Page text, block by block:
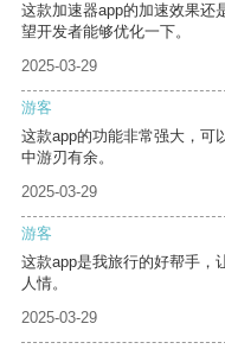
这款加速器app的加速效果还
望开发者能够优化一下。
2025-03-29
游客
这款app的功能非常强大，可
中游刃有余。
2025-03-29
游客
这款app是我旅行的好帮手，
人情。
2025-03-29